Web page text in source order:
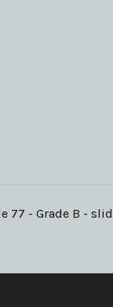
77 - Grade B -